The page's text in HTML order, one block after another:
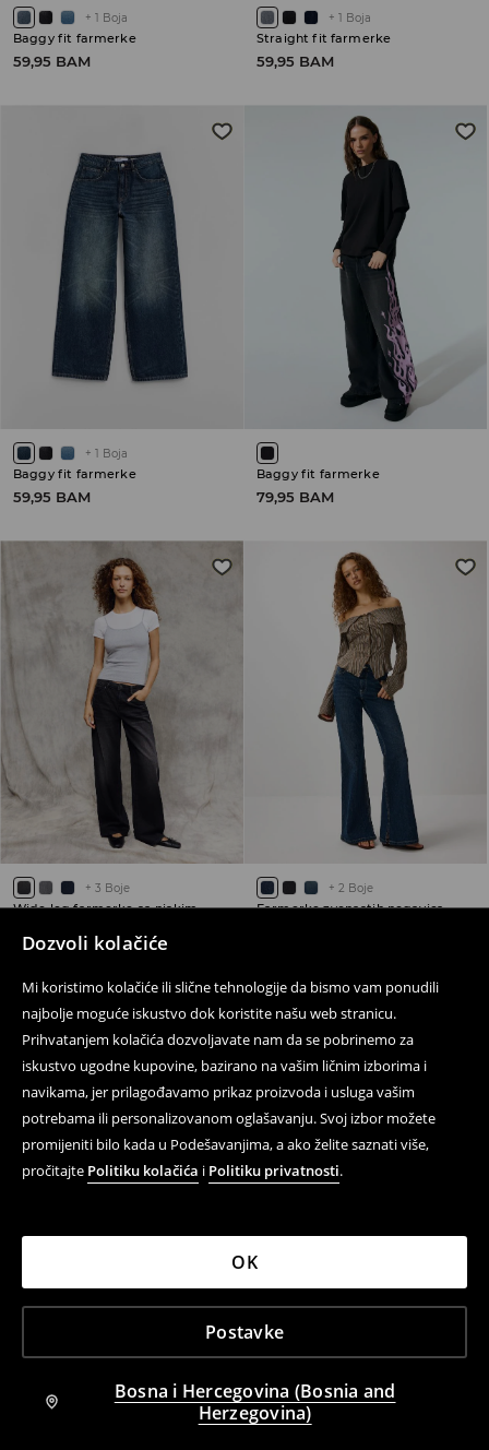
Dozvoli kolačiće
Mi koristimo kolačiće ili slične tehnologije da bismo vam ponudili
najbolje moguće iskustvo dok koristite našu web stranicu.
Prihvatanjem kolačića dozvoljavate nam da se pobrinemo za
iskustvo ugodne kupovine, bazirano na vašim ličnim izborima i
navikama, jer prilagođavamo prikaz proizvoda i usluga vašim
potrebama ili personalizovanom oglašavanju. Svoj izbor možete
promijeniti bilo kada u Podešavanjima, a ako želite saznati više,
pročitajte Politiku kolačića i Politiku privatnosti.
Postavke
OK
Bosna i Hercegovina (Bosnia and
Herzegovina)
+ 1 Boja
Baggy fit farmerke
59,95 BAM
+ 1 Boja
Straight fit farmerke
59,95 BAM
+ 1 Boja
Baggy fit farmerke
59,95 BAM
Baggy fit farmerke
79,95 BAM
+ 3 Boje
Wide leg farmerke sa niskim strukom
+ 2 Boje
Farmerke zvonastih nogavica
Farmerke zvonastih nogavica sa niskim strukom Farmerke zvonastih nogavica sa niskim strukom PETITE
59,95 BAM
RAZLIČITE DUŽINE